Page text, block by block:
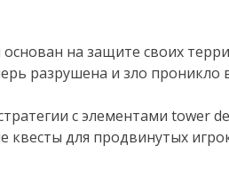
на защите своих
разрушена и зло проникло
с элементами tower
квесты для продвинутых